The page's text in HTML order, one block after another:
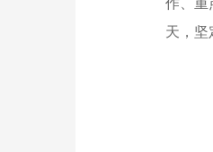
作、重
天，坚